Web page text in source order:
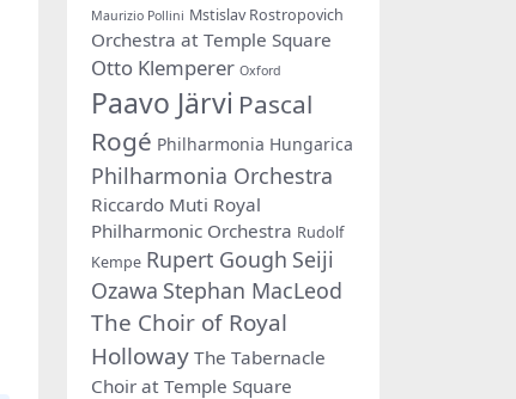
Maurizio Pollini Mstislav Rostropovich
Orchestra at Temple Square
Otto Klemperer Oxford
Paavo Järvi Pascal
Rogé Philharmonia Hungarica
Philharmonia Orchestra
Riccardo Muti Royal
Philharmonic Orchestra Rudolf
Kempe Rupert Gough Seiji
Ozawa Stephan MacLeod
The Choir of Royal
Holloway The Tabernacle
Choir at Temple Square